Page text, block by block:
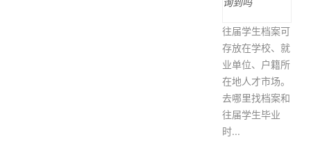
往届学生档案可
存放在学校、就
业单位、户籍所
在地人才市场。
去哪里找档案和
往届学生毕业
时...